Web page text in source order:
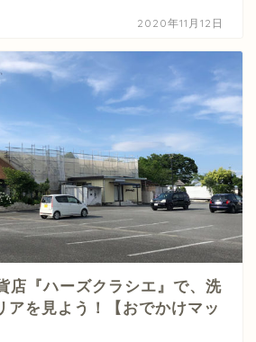
2020年11月12日
店『ハーズクラシエ』で、洗
アを見よう！【おでかけマッ